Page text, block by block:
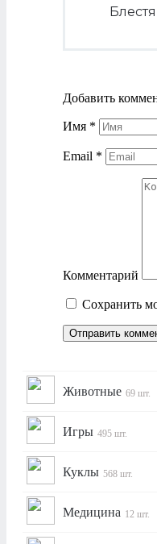
Добавить
Имя *
Email *
Комментарий
Сохранить
Животные 69 шт.
Игры 495 шт.
Куклы 568 шт.
Медицина 12 шт.